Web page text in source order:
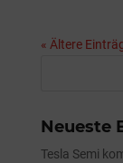
« Ältere
Neueste
Tesla Semi